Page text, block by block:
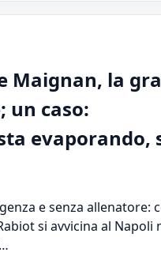
Maignan, la
un caso:
evaporando,
e senza allenatore:
si avvicina al Napoli